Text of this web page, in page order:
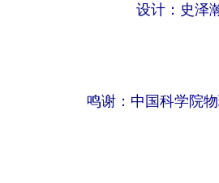
设计：史泽
鸣谢：中国科学院